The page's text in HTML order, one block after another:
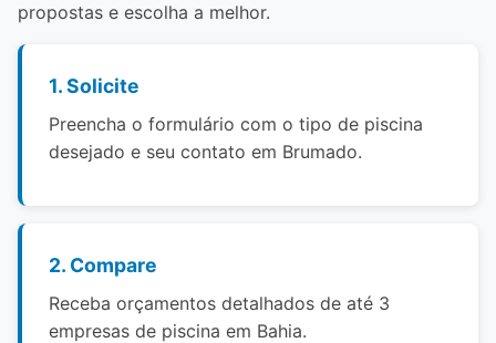
propostas e escolha a melhor.
1. Solicite
Preencha o formulário com o tipo de piscina
desejado e seu contato em Brumado.
2. Compare
Receba orçamentos detalhados de até 3
empresas de piscina em Bahia.